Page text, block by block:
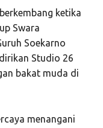
ketika
Swara
Soekarno
Studio 26
bakat muda di
menangani